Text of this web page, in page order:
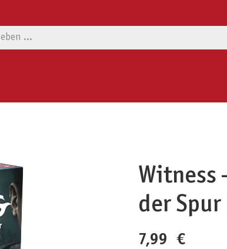
Witness
der
7,99 €